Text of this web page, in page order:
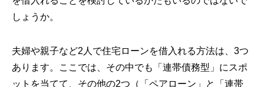
しょうか。
夫婦や親子など2人で住宅ローンを借入れる方法は、3つ
あります。ここでは、その中でも「連帯債務型」にスポ
ットを当てて、その他の2つ（「ペアローン」と「連帯